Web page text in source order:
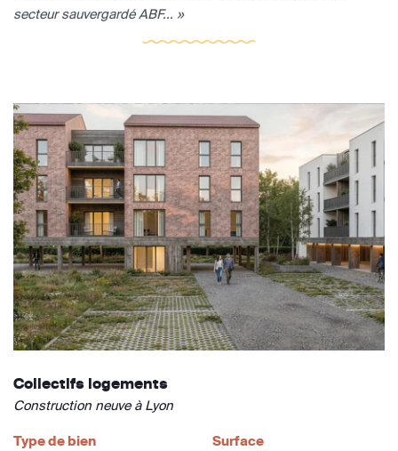
secteur sauvergardé ABF... »
Collectifs logements
Construction neuve à Lyon
Type de bien
Surface